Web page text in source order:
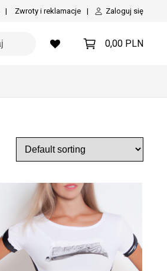
Zwroty i reklamacje Zaloguj się
0,00 PLN